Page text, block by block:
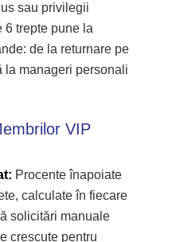
sau privilegii
6 trepte pune la
de la returnare pe
la manageri personali
VIP
Procente înapoiate
calculate în fiecare
solicitări manuale
crescute pentru